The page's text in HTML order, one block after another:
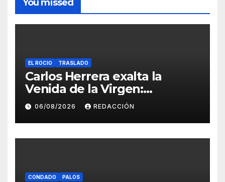
You missed
EL ROCIO TRASLADO
Carlos Herrera exalta la
Venida de la Virgen:
“Almonte, abre tus brazos,
porque ya llega tu Reina”
06/08/2026 REDACCIÓN
CONDADO PALOS